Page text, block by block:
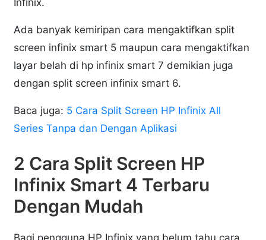
Ada banyak kemiripan cara mengaktifkan split
screen infinix smart 5 maupun cara mengaktifkan
layar belah di hp infinix smart 7 demikian juga
dengan split screen infinix smart 6.
Baca juga: 5 Cara Split Screen HP Infinix All
Series Tanpa dan Dengan Aplikasi
2 Cara Split Screen HP
Infinix Smart 4 Terbaru
Dengan Mudah
Bagi pengguna HP Infinix yang belum tahu cara